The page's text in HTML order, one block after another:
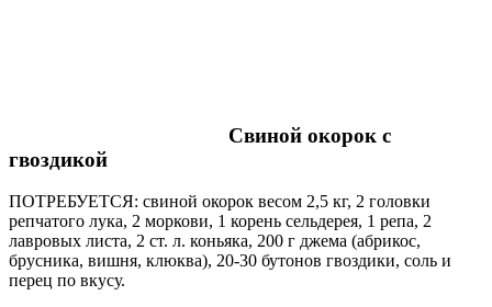
Свиной окорок с
гвоздикой
ПОТРЕБУЕТСЯ: свиной окорок весом 2,5 кг, 2 головки
репчатого лука, 2 моркови, 1 корень сельдерея, 1 репа, 2
лавровых листа, 2 ст. л. коньяка, 200 г джема (абрикос,
брусника, вишня, клюква), 20-30 бутонов гвоздики, соль и
перец по вкусу.